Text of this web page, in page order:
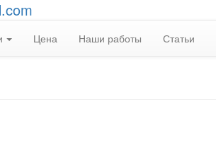
Цена Наши работы Статьи